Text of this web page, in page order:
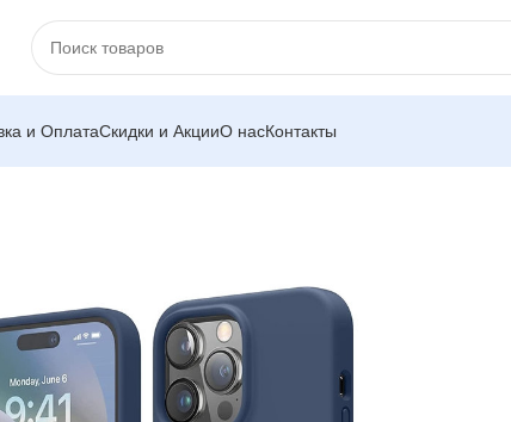
и ОплатаСкидки и АкцииО насКонтакты